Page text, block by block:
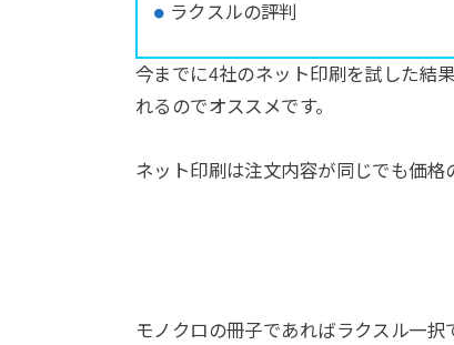
ラクスルの評判
今までに4社のネット印刷を試した結
れるのでオススメです。
ネット印刷は注文内容が同じでも価格
モノクロの冊子であればラクスル一択